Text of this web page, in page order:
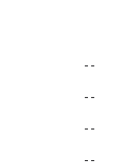
--
--
--
--